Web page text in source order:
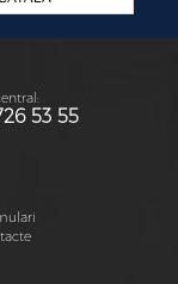
53 55